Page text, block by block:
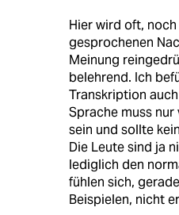
Hier wird oft,
gesprochenen
Meinung
belehrend. Ich
Transkription
Sprache muss
sein und sollte
Die Leute sind ja
lediglich den
fühlen sich,
Beispielen, nicht